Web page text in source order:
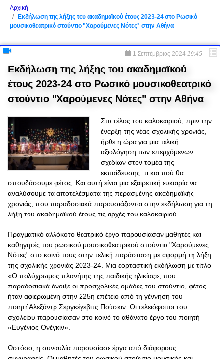
Αρχική
Εκδήλωση της λήξης του ακαδημαϊκού έτους 2023-24 στο Ρωσικό
μουσικοθεατρικό στούντιο "Χαρούμενες Νότες" στην Αθήνα
1 Σεπτέμβριος 2024 19:45
Εκδήλωση της λήξης του ακαδημαϊκού
έτους 2023-24 στο Ρωσικό μουσικοθεατρικό
στούντιο "Χαρούμενες Νότες" στην Αθήνα
Στο τέλος του καλοκαιριού, πριν την
έναρξη της νέας σχολικής χρονιάς,
ήρθε η ώρα για μια τελική
αξιολόγηση των επερχόμενων
σχεδίων στον τομέα της
εκπαίδευσης: τι και πού θα
σπουδάσουμε φέτος. Και αυτή είναι μια εξαιρετική ευκαιρία να
αναλύσουμε τα αποτελέσματα της περασμένης ακαδημαϊκής
χρονιάς, που παραδοσιακά παρουσιάζονται στην εκδήλωση για τη
λήξη του ακαδημαϊκού έτους τις αρχές του καλοκαιριού.
Πραγματικό αλλόκοτο θεατρικό έργο παρουσίασαν μαθητές και
καθηγητές του ρωσικού μουσικοθεατρικού στούντιο "Χαρούμενες
Νότες" στο κοινό τους στην τελική παράσταση με αφορμή τη λήξη
της σχολικής χρονιάς 2023-24. Μια εορταστική εκδήλωση με τίτλο
«Ο πολύχρωμος πλανήτης της παιδικής ηλικίας», που
παραδοσιακά άνοιξε οι προσχολικές ομάδες του στούντιο, φέτος
ήταν αφιερωμένη στην 225η επέτειο από τη γέννηση του
ποιητήΑλεξάντρ Σεργκέγεβιτς Πούσκιν. Οι τελειόφοιτοι του
σχολείου παρουσίασαν στο κοινό το αθάνατο έργο του ποιητή
«Ευγένιος Ονέγκιν».
Ωστόσο, η συναυλία παρουσίασε έργα από διάφορους